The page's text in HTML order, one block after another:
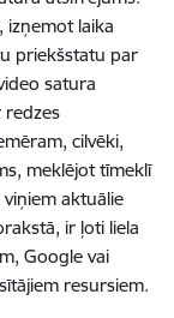
izņemot laika
priekšstatu par
satura
redzes
cilvēki,
meklējot tīmeklī
aktuālie
ir ļoti liela
Google vai
resursiem.